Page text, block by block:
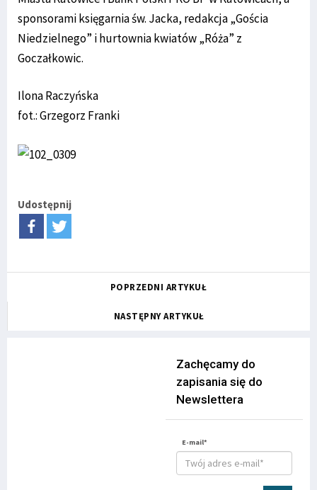
sponsorami księgarnia św. Jacka, redakcja „Gościa
Niedzielnego” i hurtownia kwiatów „Róża” z
Goczałkowic.
Ilona Raczyńska
fot.: Grzegorz Franki
Udostępnij
POPRZEDNI ARTYKUŁ
NASTĘPNY ARTYKUŁ
Zachęcamy do
zapisania się do
Newslettera
E-mail*